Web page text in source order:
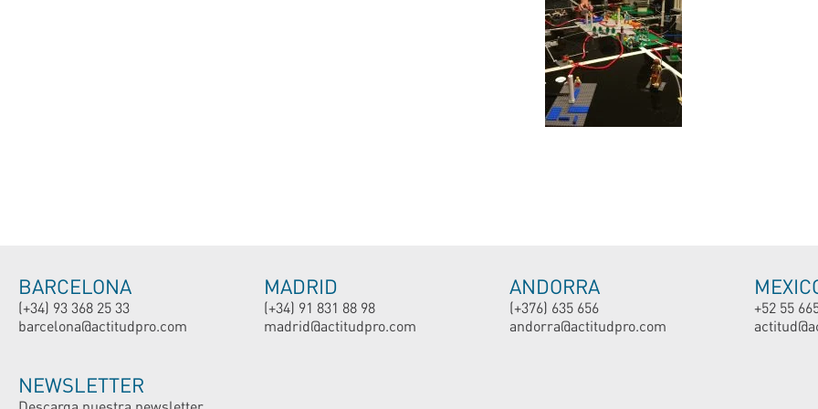
BARCELONA
(+34) 93 368 25 33
barcelona@actitudpro.com
MADRID
(+34) 91 831 88 98
madrid@actitudpro.com
ANDORRA
(+376) 635 656
andorra@actitudpro.com
+52 55
NEWSLETTER